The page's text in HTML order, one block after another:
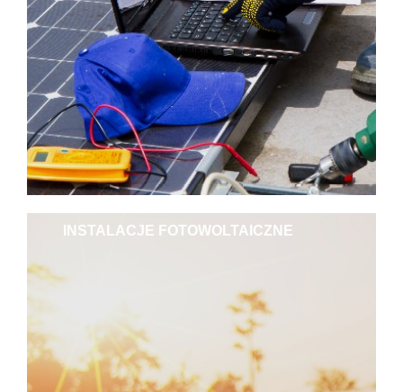
INSTALACJE FOTOWOLTAICZNE